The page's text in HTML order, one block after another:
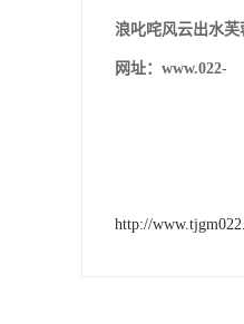
浪叱咤风云出水
网址：www.022-
http://